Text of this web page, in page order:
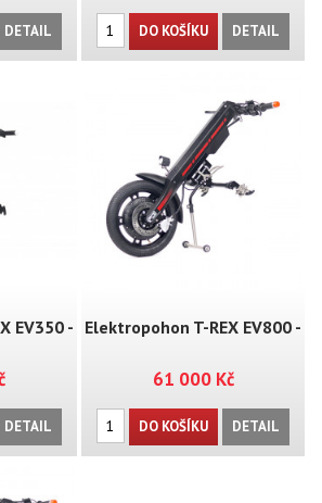
DETAIL DO KOŠÍKU DETAIL
EV350 -
DETAIL
Elektropohon T-REX EV800 -
MT03
61 000 Kč
DO KOŠÍKU DETAIL